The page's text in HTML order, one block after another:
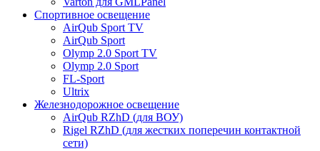
Спортивное освещение
AirQub Sport TV
AirQub Sport
Olymp 2.0 Sport TV
Olymp 2.0 Sport
FL-Sport
Ultrix
Железнодорожное освещение
AirQub RZhD (для ВОУ)
Rigel RZhD (для жестких поперечин контактной
сети)